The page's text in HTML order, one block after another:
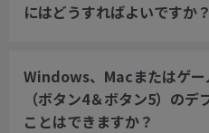
にはどうすればよいですか？
Windows、Macまたはゲー
（ボタン4＆ボタン5）の
ことはできますか？